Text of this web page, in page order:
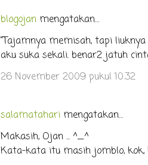
blogojanmengatakan…
"Tajamnya memisah, tapi liuknya
aku suka sekali. benar2 jatuh
26 November 2009 pukul 10.32
salamataharimengatakan…
Makasih, Ojan ... ^_^
Kata-kata itu masih jomblo, kok,